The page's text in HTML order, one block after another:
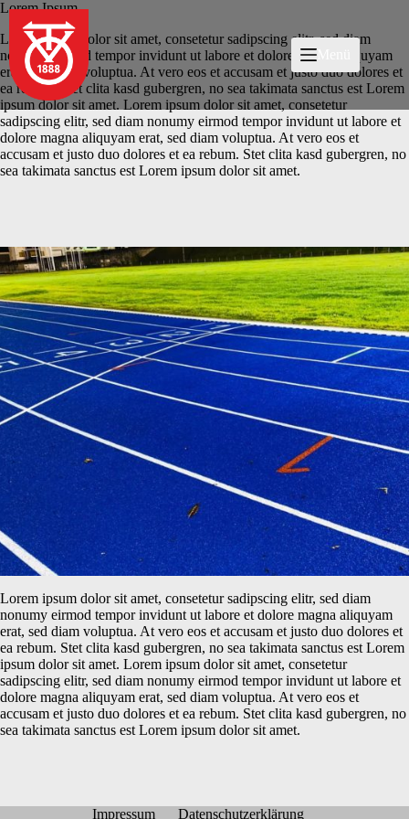
Zum
Inhalt
springen
Lorem Ipsum
Lorem ipsum dolor sit amet, consetetur sadipscing elitr, sed diam
nonumy eirmod tempor invidunt ut labore et dolore magna aliquyam
erat, sed diam voluptua. At vero eos et accusam et justo duo dolores et
ea rebum. Stet clita kasd gubergren, no sea takimata sanctus est Lorem
ipsum dolor sit amet. Lorem ipsum dolor sit amet, consetetur
sadipscing elitr, sed diam nonumy eirmod tempor invidunt ut labore et
dolore magna aliquyam erat, sed diam voluptua. At vero eos et
accusam et justo duo dolores et ea rebum. Stet clita kasd gubergren, no
sea takimata sanctus est Lorem ipsum dolor sit amet.
Lorem ipsum dolor sit amet, consetetur sadipscing elitr, sed diam
nonumy eirmod tempor invidunt ut labore et dolore magna aliquyam
erat, sed diam voluptua. At vero eos et accusam et justo duo dolores et
ea rebum. Stet clita kasd gubergren, no sea takimata sanctus est Lorem
ipsum dolor sit amet. Lorem ipsum dolor sit amet, consetetur
sadipscing elitr, sed diam nonumy eirmod tempor invidunt ut labore et
dolore magna aliquyam erat, sed diam voluptua. At vero eos et
accusam et justo duo dolores et ea rebum. Stet clita kasd gubergren, no
sea takimata sanctus est Lorem ipsum dolor sit amet.
Impressum Datenschutzerklärung